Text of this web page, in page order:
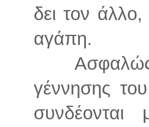
δει τον
αγάπη.
γέννησης